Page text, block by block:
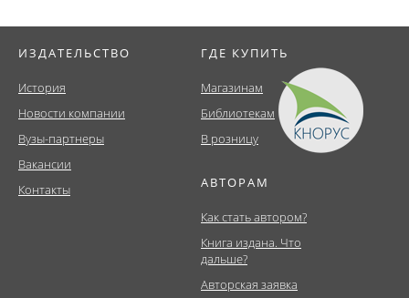
ИЗДАТЕЛЬСТВО
История
Новости компании
Вузы-партнеры
Вакансии
Контакты
ГДЕ КУПИТЬ
Магазинам
Библиотекам
В розницу
АВТОРАМ
Как стать автором?
Книга издана. Что
дальше?
Авторская заявка